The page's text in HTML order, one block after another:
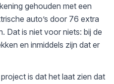
gehouden met een
auto’s door 76 extra
Dat is niet voor niets: bij de
en inmiddels zijn dat er
is dat het laat zien dat